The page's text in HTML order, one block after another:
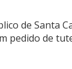
de Santa
pedido de